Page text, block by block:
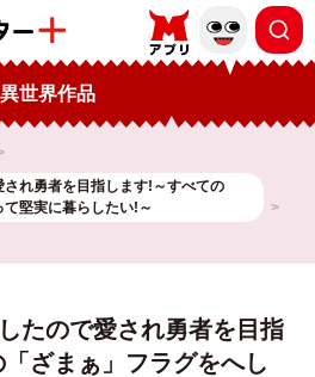
異世界作品
れ勇者を目指します!～すべての
て堅実に暮らしたい!～
たので愛され勇者を目指
ざまぁ」フラグをへし